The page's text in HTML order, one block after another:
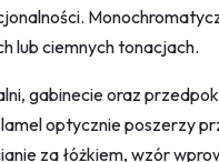
lub ciemnych tonacjach.
gabinecie oraz
optycznie poszerzy
za łóżkiem, wzór